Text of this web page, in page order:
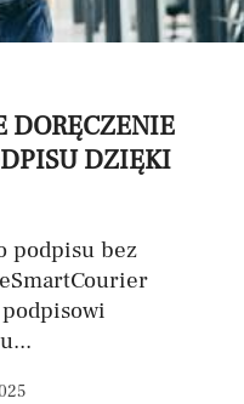
DORĘCZENIE
DZIĘKI
podpisu bez